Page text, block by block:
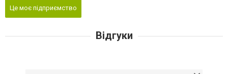
Це моє підприємство
Відгуки